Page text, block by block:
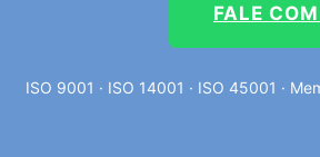
FALE
ISO 9001 · ISO 14001 · ISO 45001 ·